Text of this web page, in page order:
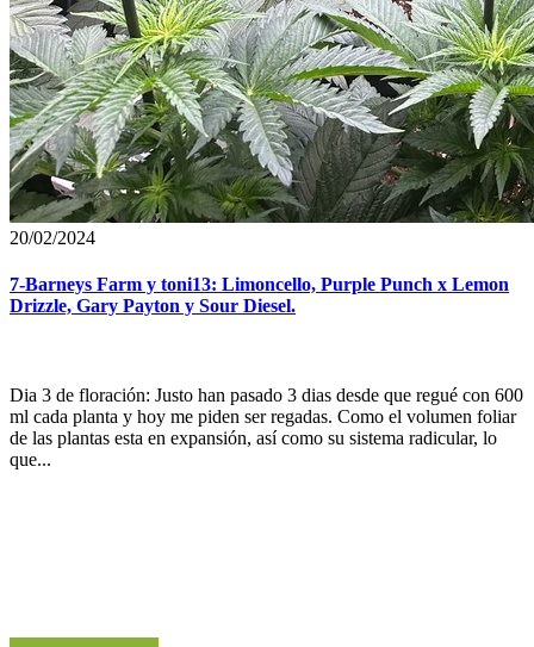
20/02/2024
7-Barneys Farm y toni13: Limoncello, Purple Punch x Lemon
Drizzle, Gary Payton y Sour Diesel.
Dia 3 de floración: Justo han pasado 3 dias desde que regué con 600
ml cada planta y hoy me piden ser regadas. Como el volumen foliar
de las plantas esta en expansión, así como su sistema radicular, lo
que...